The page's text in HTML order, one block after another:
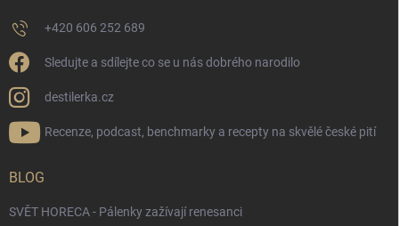
+420 606 252 689
Sledujte a sdílejte co se u nás dobrého narodilo
destilerka.cz
Recenze, podcast, benchmarky a recepty na skvělé české pití
BLOG
SVĚT HORECA - Pálenky zažívají renesanci